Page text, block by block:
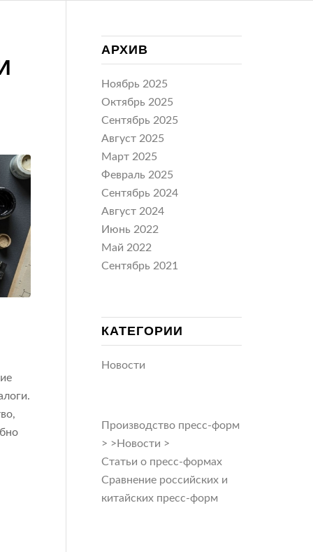
АРХИВ
Ноябрь 2025
Октябрь 2025
Сентябрь 2025
Август 2025
Март 2025
Февраль 2025
Сентябрь 2024
Август 2024
Июнь 2022
Май 2022
Сентябрь 2021
КАТЕГОРИИ
Новости
Производство пресс-форм
>
Статьи о пресс-формах
> Новости >
Сравнение российских и
китайских пресс-форм